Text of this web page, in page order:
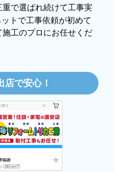
ター・ストーブ 【注
頃（モバイルから）
理由は？】
届きましたか？】
送作業が早かったです。
】
も結構安いところで買う
もかなり早くて、梱包も
で選ばれ続けて工事実
トで工事依頼が初めて
工のプロにお任せくだ
店で安心！